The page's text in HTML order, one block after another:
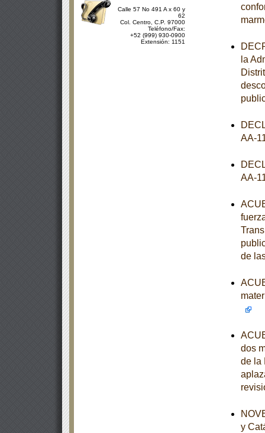
Calle 57 No 491 A x 60 y
62
Col. Centro, C.P. 97000
Teléfono/Fax:
+52 (999) 930-0900
Extensión: 1151
la
AA-
AA-
de
dos
de la
y